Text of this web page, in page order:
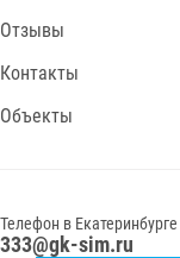
Отзывы
Контакты
Объекты
Телефон в Екатеринбурге
333@gk-sim.ru